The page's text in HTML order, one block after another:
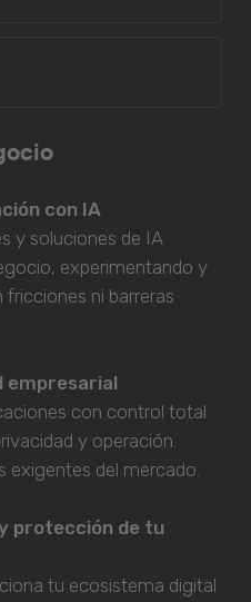
con IA
y soluciones de IA
experimentando y
ni barreras
empresarial
con control total
y operación.
exigentes del mercado.
protección de tu
tu ecosistema digital